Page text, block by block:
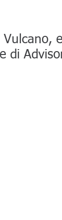
Vulcano,
di